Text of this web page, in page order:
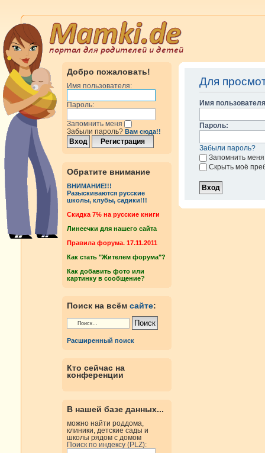
Добро пожаловать!
Имя пользователя:
Пароль:
Запомнить меня
Забыли пароль? Вам сюда!!
Обратите внимание
ВНИМАНИЕ!!!
Разыскиваются русские
школы, клубы, садики!!!
Cкидка 7% на русские книги
Линеечки для нашего сайта
Правила форума. 17.11.2011
Как стать "Жителем форума"?
Как добавить фото или
картинку в сообщение?
Поиск на всём сайте:
Расширенный поиск
Кто сейчас на
конференции
В нашей базе данных...
можно найти роддома,
клиники, детские сады и
школы рядом с домом
Поиск по индексу (PLZ):
Для
Имя
Пароль:
Забыли пароль?
Запомнить меня
Скрыть моё